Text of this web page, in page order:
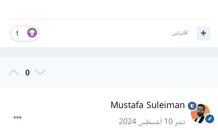
1 اقتباس
0
Mustafa Suleiman
نشر10 أغسطس 2024